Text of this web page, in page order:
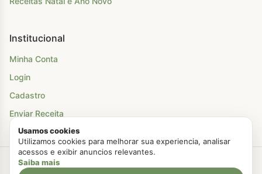
Institucional
Minha Conta
Login
Cadastro
Enviar Receita
Criado com Amor
Usamos cookies
Utilizamos cookies para melhorar sua experiencia, analisar
acessos e exibir anuncios relevantes.
Saiba mais